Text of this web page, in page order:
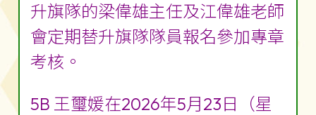
升旗隊的梁偉雄主任及江偉雄老師
會定期替升旗隊隊員報名參加專章
考核。
5B 王璽媛在2026年5月23日（星